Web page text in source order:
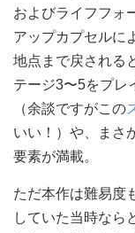
およびライフフォ
アップカプセルに
地点まで戻される
テージ3〜5をプレ
（余談ですがこの
いい！）や、まさ
要素が満載。
ただ本作は難易度
していた当時なら